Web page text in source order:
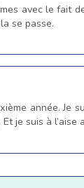
avec le
se passe.
année. Je
je suis à l’aise